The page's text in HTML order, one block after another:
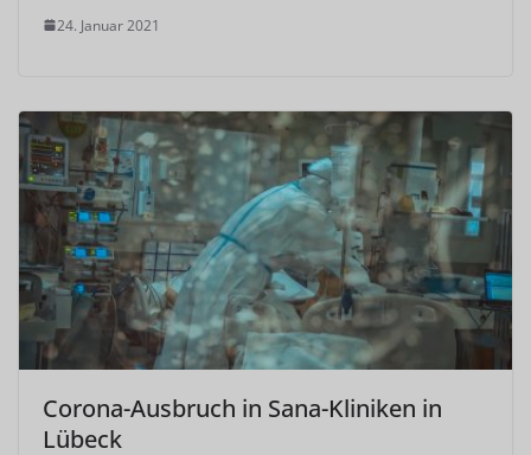
24. Januar 2021
Corona-Ausbruch in Sana-Kliniken in
Lübeck